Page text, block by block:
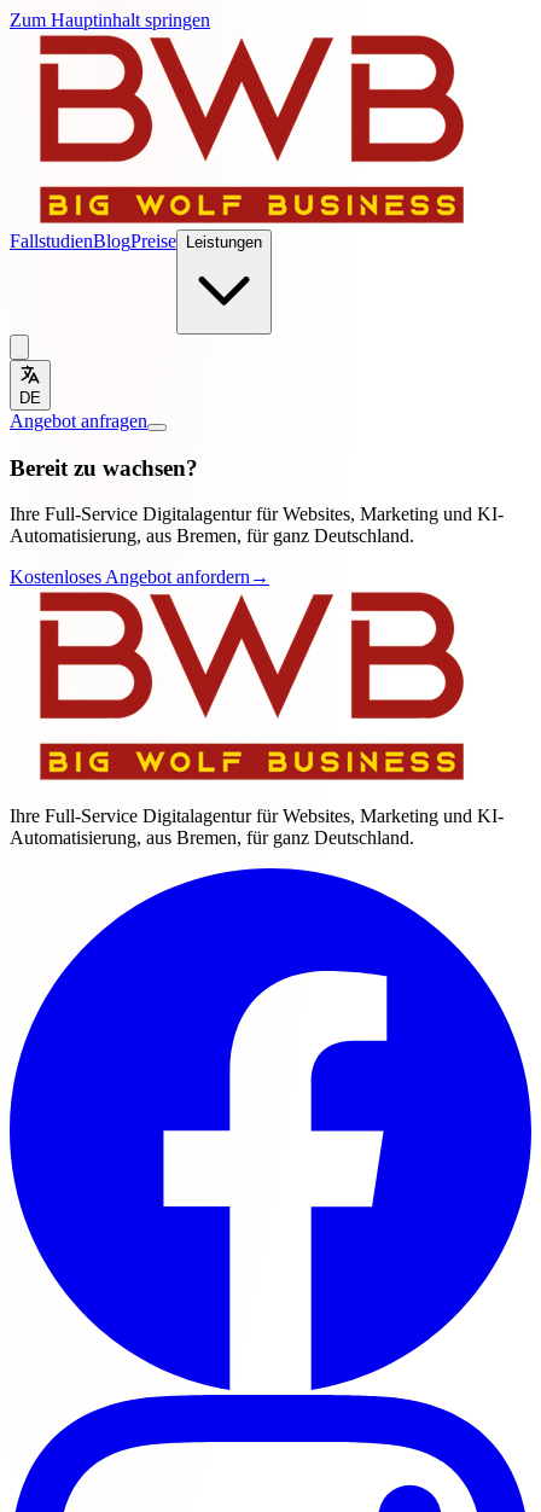
Zum Hauptinhalt springen
FallstudienBlogPreise Leistungen
DE
Angebot anfragen
Bereit zu wachsen?
Ihre Full-Service Digitalagentur für Websites, Marketing und KI-
Automatisierung, aus Bremen, für ganz Deutschland.
Kostenloses Angebot anfordern→
Ihre Full-Service Digitalagentur für Websites, Marketing und KI-
Automatisierung, aus Bremen, für ganz Deutschland.